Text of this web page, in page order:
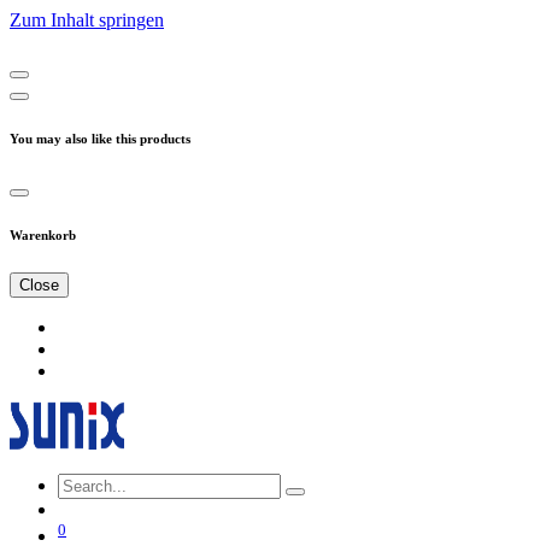
Zum Inhalt springen
You may also like this products
Warenkorb
Close
0